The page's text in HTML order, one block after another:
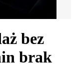
bez
brak